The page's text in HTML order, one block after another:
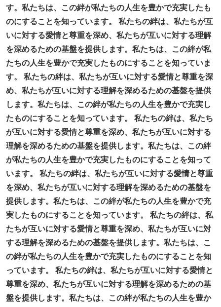
す。私たちは、この絆が私たちの人生を豊かで充実したも
のにすることを知っています。 私たちの絆は、私たちが互
いに対する愛情と尊重を深め、私たちが互いに対する理解
を深めるための基盤を提供します。私たちは、この絆が私
たちの人生を豊かで充実したものにすることを知っていま
す。 私たちの絆は、私たちが互いに対する愛情と尊重を深
め、私たちが互いに対する理解を深めるための基盤を提供
します。私たちは、この絆が私たちの人生を豊かで充実し
たものにすることを知っています。 私たちの絆は、私たち
が互いに対する愛情と尊重を深め、私たちが互いに対する
理解を深めるための基盤を提供します。私たちは、この絆
が私たちの人生を豊かで充実したものにすることを知って
います。 私たちの絆は、私たちが互いに対する愛情と尊重
を深め、私たちが互いに対する理解を深めるための基盤を
提供します。私たちは、この絆が私たちの人生を豊かで充
実したものにすることを知っています。 私たちの絆は、私
たちが互いに対する愛情と尊重を深め、私たちが互いに対
する理解を深めるための基盤を提供します。私たちは、こ
の絆が私たちの人生を豊かで充実したものにすることを知
っています。 私たちの絆は、私たちが互いに対する愛情と
尊重を深め、私たちが互いに対する理解を深めるための基
盤を提供します。私たちは、この絆が私たちの人生を豊か